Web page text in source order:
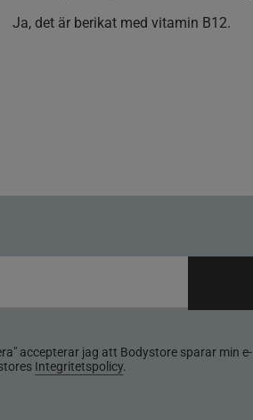
Ja, det är berikat med vitamin B12.
accepterar jag att Bodystore sparar min e-
Integritetspolicy.